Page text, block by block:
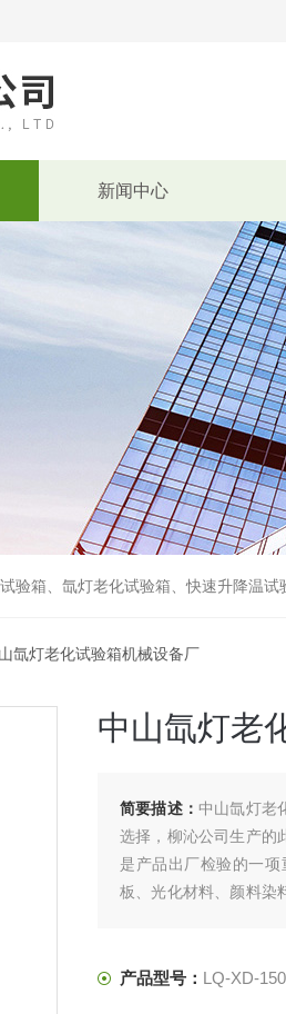
新闻中心
老化房、真空及无尘干燥试验箱、盐水喷雾试验箱、跌落试验机、电磁振动台等各类环境仪器和力学
氙灯老化试验箱机械设备厂
中山氙灯老
简要描述： 中山氙灯老
选择，柳沁公司生产的
是产品出厂检验的一
板、光化材料、颜料染
产品型号： LQ-XD-150